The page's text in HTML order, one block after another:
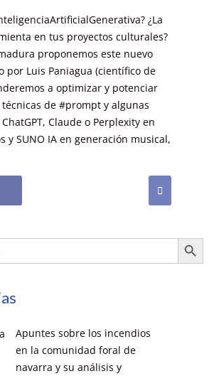
¿La
en tus proyectos culturales?
proponemos este nuevo
Luis Paniagua (científico de
a optimizar y potenciar
de #prompt y algunas
Claude o Perplexity en
y SUNO IA en generación musical,
Botón de
Apuntes sobre los incendios
en la comunidad foral de
navarra y su análisis y